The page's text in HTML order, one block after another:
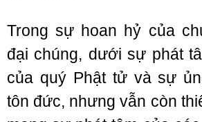
Trong sự hoan hỷ của
đại chúng, dưới sự phát
của quý Phật tử và sự
tôn đức, nhưng vẫn còn